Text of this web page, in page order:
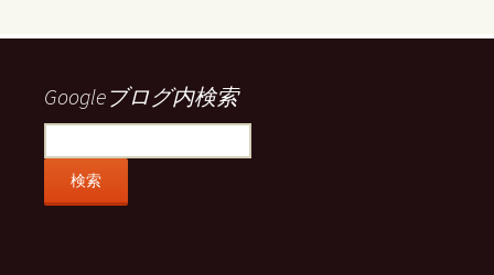
示
Googleブログ内検索